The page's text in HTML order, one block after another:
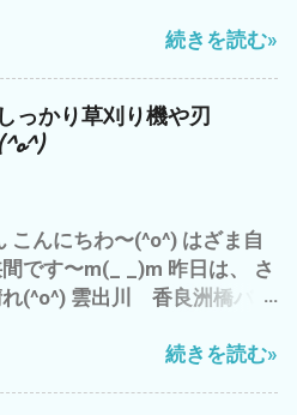
屋で ブログアップと プライ
映画鑑賞中(^o^) いや〜 や
病で 畑で倒れて
・・・ シャレに ならん の
様も、決して無理なさらず
が上昇している〜(T_T) 昼間
なわけで、 ムリせず、早々に
エアコンの効いた部屋で ブ
(^o^) ハスの種 12粒 発芽加
ンさんから来ました。 ハス
け、芽出し作業を 少しで
が 涼やかになるように
VICHE CATT ベルトクリップ
ットクリップ 腰袋 腰道具 ベ
続きを読む»
かり草刈り機や刃
こんにちわ〜(^o^) はざま自
です〜m(_ _)m 昨日は、 さ
れ(^o^) 雲出川 香良洲橋バス
バイト 長谷山登山道手前 雨
続きを読む»